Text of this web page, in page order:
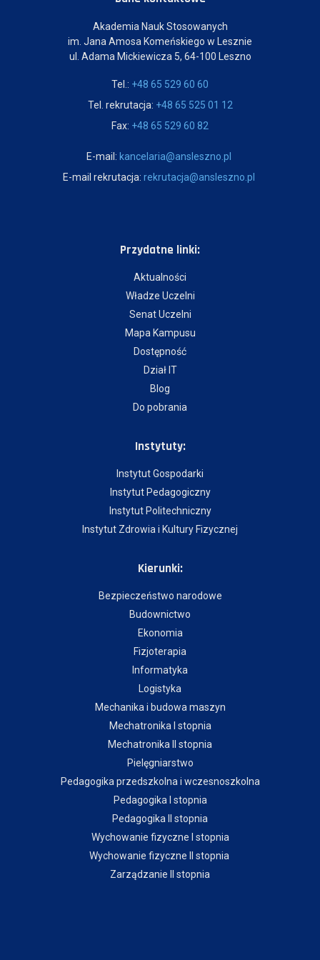
Akademia Nauk Stosowanych
im. Jana Amosa Komeńskiego w Lesznie
ul. Adama Mickiewicza 5, 64-100 Leszno
Tel.: +48 65 529 60 60
Tel. rekrutacja: +48 65 525 01 12
Fax: +48 65 529 60 82
E-mail: kancelaria@ansleszno.pl
E-mail rekrutacja: rekrutacja@ansleszno.pl
Przydatne linki:
Aktualności
Władze Uczelni
Senat Uczelni
Mapa Kampusu
Dostępność
Dział IT
Blog
Do pobrania
Instytuty:
Instytut Gospodarki
Instytut Pedagogiczny
Instytut Politechniczny
Instytut Zdrowia i Kultury Fizycznej
Kierunki:
Bezpieczeństwo narodowe
Budownictwo
Ekonomia
Fizjoterapia
Informatyka
Logistyka
Mechanika i budowa maszyn
Mechatronika I stopnia
Mechatronika II stopnia
Pielęgniarstwo
Pedagogika przedszkolna i wczesnoszkolna
Pedagogika I stopnia
Pedagogika II stopnia
Wychowanie fizyczne I stopnia
Wychowanie fizyczne II stopnia
Zarządzanie II stopnia